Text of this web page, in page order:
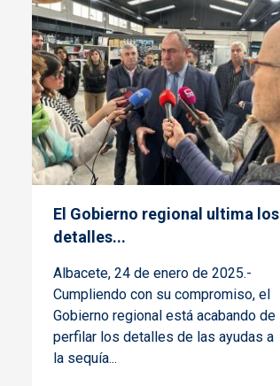
El Gobierno regional ultima los
detalles...
Albacete, 24 de enero de 2025.-
Cumpliendo con su compromiso, el
Gobierno regional está acabando de
perfilar los detalles de las ayudas a
la sequía...